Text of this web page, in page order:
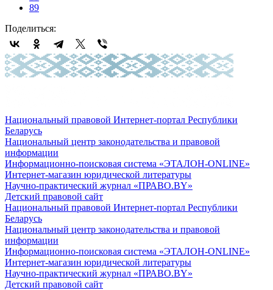
89
Поделиться:
Национальный правовой Интернет-портал Республики
Беларусь
Национальный центр законодательства и правовой
информации
Информационно-поисковая система «ЭТАЛОН-ONLINE»
Интернет-магазин юридической литературы
Научно-практический журнал «ПРАВО.BY»
Детский правовой сайт
Национальный правовой Интернет-портал Республики
Беларусь
Национальный центр законодательства и правовой
информации
Информационно-поисковая система «ЭТАЛОН-ONLINE»
Интернет-магазин юридической литературы
Научно-практический журнал «ПРАВО.BY»
Детский правовой сайт